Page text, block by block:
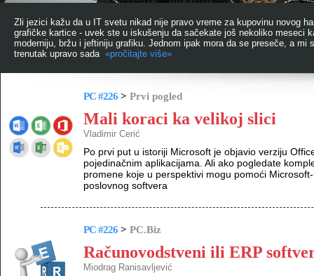
Zli jezici kažu da u IT svetu nikad nije pravo vreme za kupovinu novog
grafičke kartice - uvek ste u iskušenju da sačekate još nekoliko meseci
moderniju, bržu i jeftiniju grafiku. Jednom ipak mora da se preseče, a mi
trenutak upravo sada «pročitajte više»
PC #226 > Prvi pogled
Mali koraci ka velikoj slici
Vladimir Cerić
Po prvi put u istoriji Microsoft je objavio verziju
pojedinačnim aplikacijama. Ali ako pogledate
promene koje u perspektivi mogu pomoći
poslovnog softvera
PC #226 > PC.Biz
Računovodstveni ili ERP
Miodrag Ranisavljević